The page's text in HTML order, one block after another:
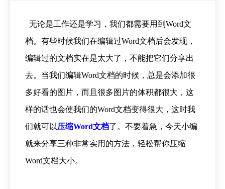
无论是工作还是学习，我们都需要用到Word文
档。有些时候我们在编辑过Word文档后会发现，
编辑过的文档实在是太大了，不能把它们分享出
去。当我们编辑Word文档的时候，总是会添加很
多好看的图片，而且很多图片的体积都很大，这
样的话也会使我们的Word文档变得很大，这时我
们就可以压缩Word文档了。不要着急，今天小编
就来分享三种非常实用的方法，轻松帮你压缩
Word文档大小。